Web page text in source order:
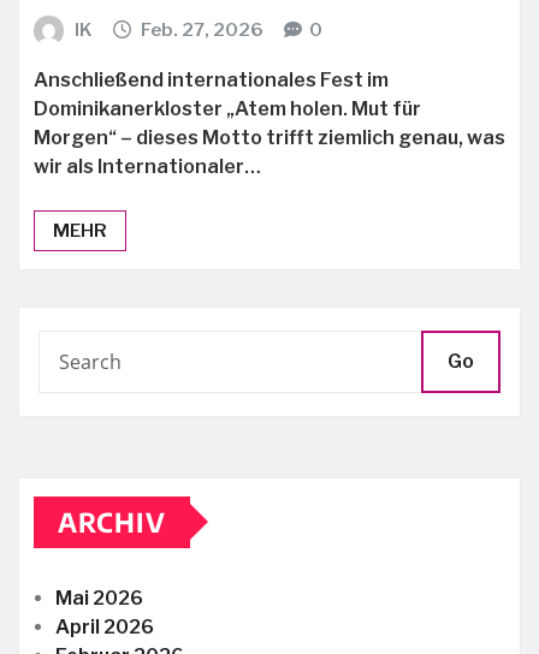
IK Feb. 27, 2026 0
Anschließend internationales Fest im
Dominikanerkloster „Atem holen. Mut für
Morgen“ – dieses Motto trifft ziemlich genau, was
wir als Internationaler…
MEHR
Go
ARCHIV
Mai 2026
April 2026